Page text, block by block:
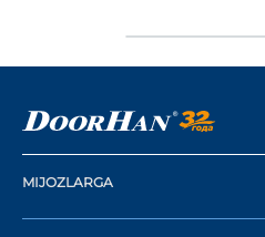
MIJOZLARGA
Buyurtma berish